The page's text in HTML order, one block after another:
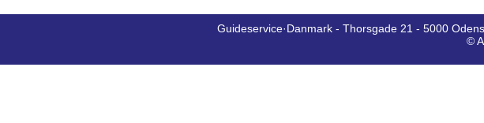
Guideservice·Danmark - Thorsgade 21 - 5000
©